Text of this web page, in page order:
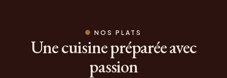
NOS PLATS
Une cuisine préparée avec
passion